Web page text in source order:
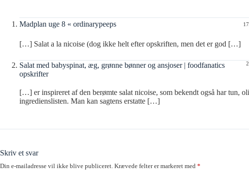
Madplan uge 8 « ordinarypeeps
[…] Salat a la nicoise (dog ikke helt efter opskriften, men det er god […]
Salat med babyspinat, æg, grønne bønner og ansjoser | foodfanatics
opskrifter
[…] er inspireret af den berømte salat nicoise, som bekendt også har tun,
ingredienslisten. Man kan sagtens erstatte […]
Skriv et svar
Din e-mailadresse vil ikke blive publiceret. Krævede felter er markeret med *